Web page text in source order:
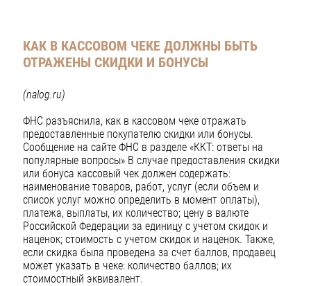
КАК В КАССОВОМ ЧЕКЕ ДОЛЖНЫ БЫТЬ
ОТРАЖЕНЫ СКИДКИ И БОНУСЫ
(nalog.ru)
ФНС разъяснила, как в кассовом чеке отражать
предоставленные покупателю скидки или бонусы.
Сообщение на сайте ФНС в разделе «ККТ: ответы на
популярные вопросы» В случае предоставления скидки
или бонуса кассовый чек должен содержать:
наименование товаров, работ, услуг (если объем и
список услуг можно определить в момент оплаты),
платежа, выплаты, их количество; цену в валюте
Российской Федерации за единицу с учетом скидок и
наценок; стоимость с учетом скидок и наценок. Также,
если скидка была проведена за счет баллов, продавец
может указать в чеке: количество баллов; их
стоимостный эквивалент.